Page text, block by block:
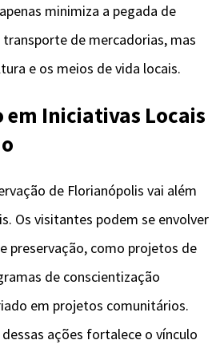
minimiza a pegada de
de mercadorias, mas
e os meios de vida locais.
Iniciativas Locais
de Florianópolis vai além
Os visitantes podem se envolver
preservação, como projetos de
de conscientização
em projetos comunitários.
ações fortalece o vínculo